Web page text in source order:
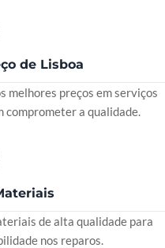
de Lisboa
melhores preços em serviços
comprometer a qualidade.
de alta qualidade para
nos reparos.